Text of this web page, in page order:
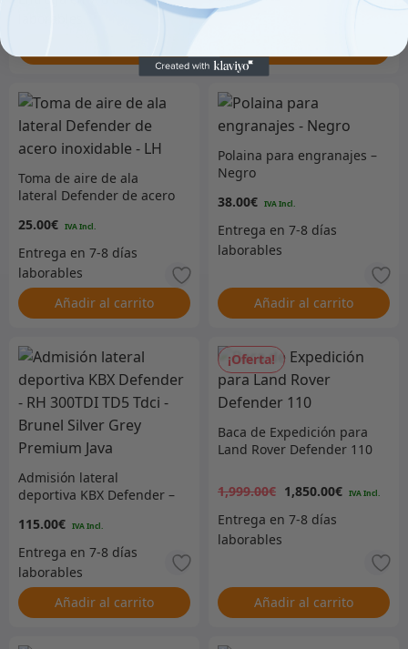
Toma de aire de ala
lateral Defender de acero
25.00€
Añadir al carrito
Polaina para engranajes –
Negro
38.00€
Añadir al carrito
Admisión lateral
deportiva KBX Defender –
Brunel Silver Grey
Premium Java
115.00€
Añadir al carrito
¡Oferta!
Baca de Expedición para
Land Rover Defender 110
1,999.00€
precio
original
era:
1,850.00€
Añadir al carrito